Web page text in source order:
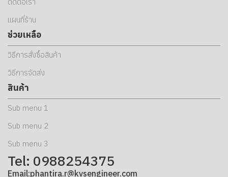
แผนที่ร้าน
ช่วยเหลือ
วิธีการสั่งซื้อสินค้า
วิธีการจัดส่ง
สินค้า
Sub menu 1
Sub menu 2
Sub menu 3
Tel: 0988254375
Email:phantira.r@kvsengineer.com